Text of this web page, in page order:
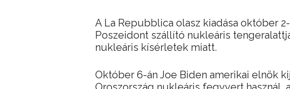
A La Repubblica olasz kiadása október
Poszeidont szállító nukleáris
nukleáris kísérletek miatt.
Október 6-án Joe Biden amerikai elnök